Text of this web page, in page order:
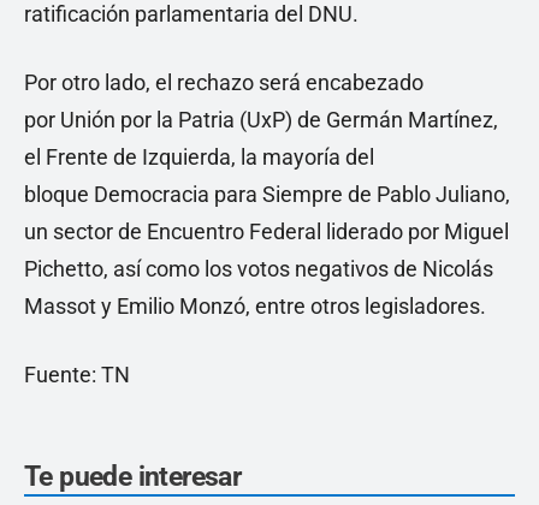
ratificación parlamentaria del DNU.
Por otro lado, el rechazo será encabezado
por Unión por la Patria (UxP) de Germán Martínez,
el Frente de Izquierda, la mayoría del
bloque Democracia para Siempre de Pablo Juliano,
un sector de Encuentro Federal liderado por Miguel
Pichetto, así como los votos negativos de Nicolás
Massot y Emilio Monzó, entre otros legisladores.
Fuente: TN
Te puede interesar